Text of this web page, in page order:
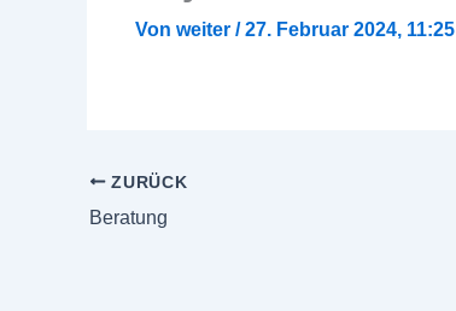
Von weiter /27. Februar 2024, 11:25
ZURÜCK
Beratung